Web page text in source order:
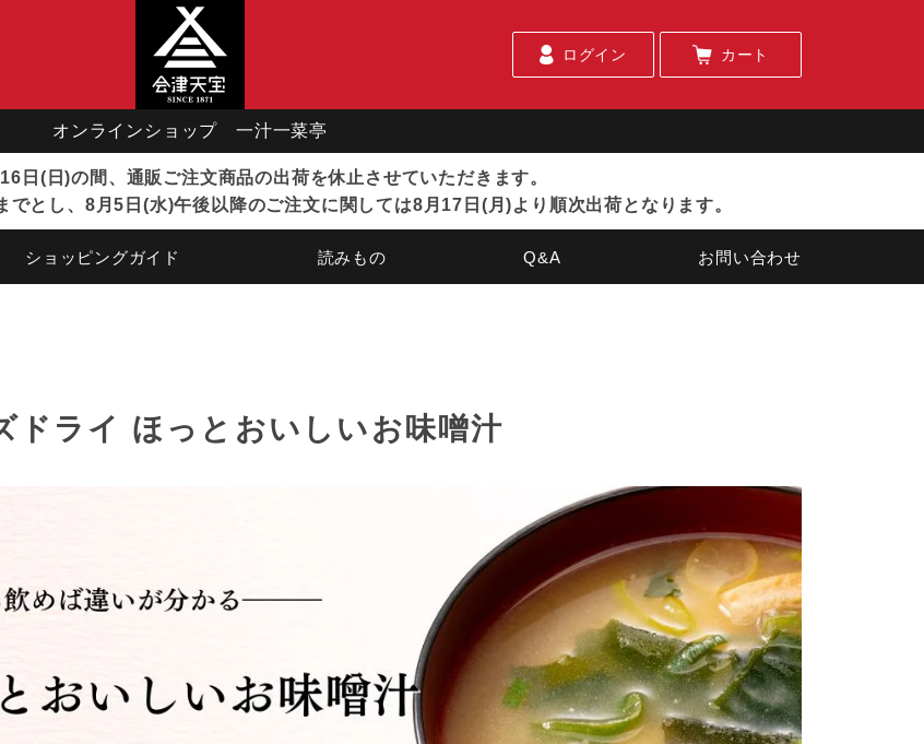
ログイン カート
オンラインショップ 一汁一菜亭
日(日)の間、通販ご注文商品の出荷を休止させていただきます。
とし、8月5日(水)午後以降のご注文に関しては8月17日(月)より順次出荷となります。
ショッピングガイド 読みもの Q&A お問い合わせ
ドライ ほっとおいしいお味噌汁